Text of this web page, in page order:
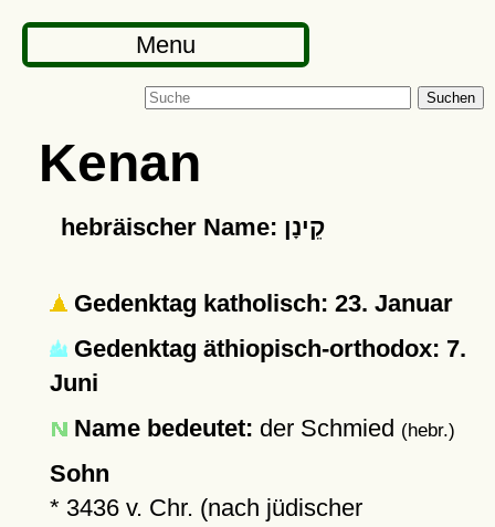
Menu
Suchen
Kenan
hebräischer Name: קֵינָן
Gedenktag katholisch: 23. Januar
Gedenktag äthiopisch-orthodox: 7.
Juni
Name bedeutet: der Schmied (hebr.)
Sohn
* 3436 v. Chr. (nach jüdischer